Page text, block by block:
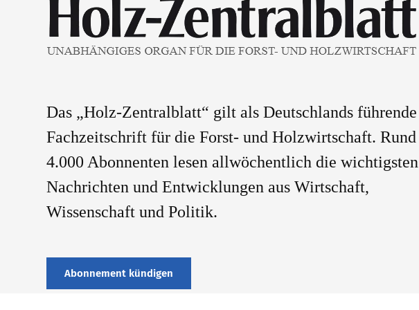
Das „Holz-Zentralblatt“ gilt als Deutschlands führende
Fachzeitschrift für die Forst- und Holzwirtschaft. Rund
4.000 Abonnenten lesen allwöchentlich die wichtigsten
Nachrichten und Entwicklungen aus Wirtschaft,
Wissenschaft und Politik.
Abonnement kündigen